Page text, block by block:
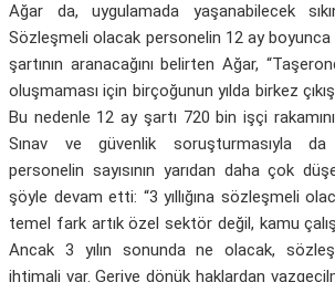
Ağar da, uygulamada yaşanabilecek
Sözleşmeli olacak personelin 12 ay boyunca
şartının aranacağını belirten Ağar,
oluşmaması için birçoğunun yılda birkez
Bu nedenle 12 ay şartı 720 bin işçi
Sınav ve güvenlik soruşturmasıyla
personelin sayısının yarıdan daha çok
şöyle devam etti: “3 yıllığına sözleşmeli
temel fark artık özel sektör değil, kamu
Ancak 3 yılın sonunda ne olacak,
ihtimali var. Geriye dönük haklardan